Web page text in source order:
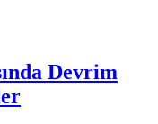
Devrim